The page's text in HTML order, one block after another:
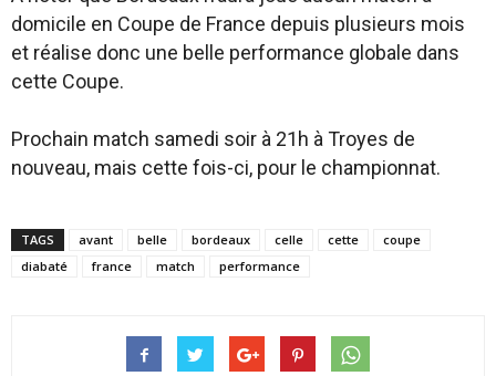
domicile en Coupe de France depuis plusieurs mois
et réalise donc une belle performance globale dans
cette Coupe.
Prochain match samedi soir à 21h à Troyes de
nouveau, mais cette fois-ci, pour le championnat.
TAGS avant belle bordeaux celle cette
coupe
diabaté
france match performance